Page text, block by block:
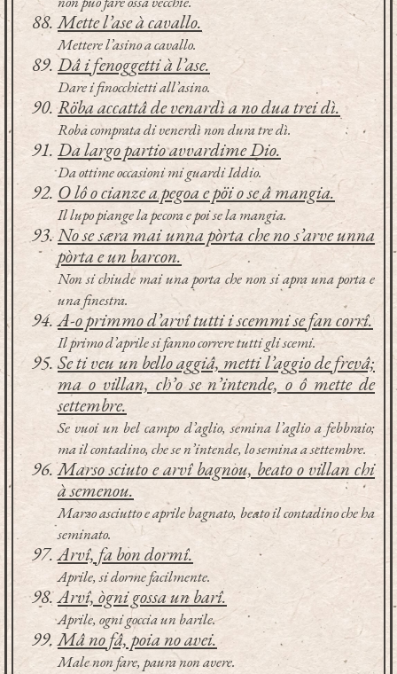
Mette l’ase à cavallo.
Mettere l’asino a cavallo.
Dâ i fenoggetti à l’ase.
Dare i finocchietti all’asino.
Röba accattâ de venardì a no dua trei dì.
Roba comprata di venerdì non dura tre dì.
Da largo partio avvardime Dio.
Da ottime occasioni mi guardi Iddio.
O lô o cianze a pegoa e pöi o se â mangia.
Il lupo piange la pecora e poi se la mangia.
No se særa mai unna pòrta che no s’arve unna
pòrta e un barcon.
Non si chiude mai una porta che non si apra una porta e
una finestra.
A-o primmo d’arvî tutti i scemmi se fan corrî.
Il primo d’aprile si fanno correre tutti gli scemi.
Se ti veu un bello aggiâ, metti l’aggio de frevâ;
ma o villan, ch’o se n’intende, o ô mette de
settembre.
Se vuoi un bel campo d’aglio, semina l’aglio a febbraio;
ma il contadino, che se n’intende, lo semina a settembre.
Marso sciuto e arvî bagnou, beato o villan chi
à semenou.
Marzo asciutto e aprile bagnato, beato il contadino che ha
seminato.
Arvî, fa bon dormî.
Aprile, si dorme facilmente.
Arvî, ògni gossa un barî.
Aprile, ogni goccia un barile.
Mâ no fâ, poia no avei.
Male non fare, paura non avere.